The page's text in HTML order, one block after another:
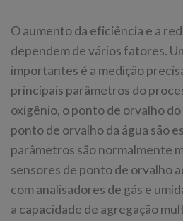
O aumento da eficiência e a
dependem de vários fatores.
importantes é a medição
principais parâmetros do
oxigênio, o ponto de orvalho
ponto de orvalho da água são
parâmetros são normalmente
sensores de ponto de orvalho
com analisadores de gás e
a capacidade de agregação